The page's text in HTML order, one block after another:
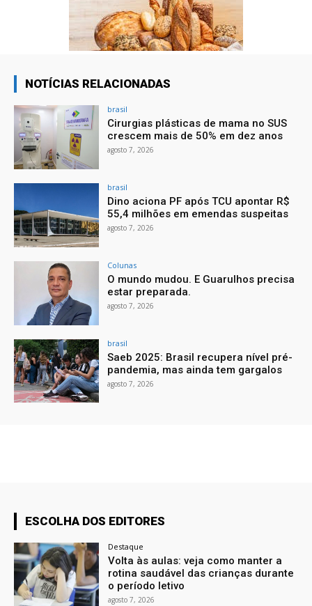
NOTÍCIAS RELACIONADAS
brasil
Cirurgias plásticas de mama no SUS
crescem mais de 50% em dez anos
agosto 7, 2026
brasil
Dino aciona PF após TCU apontar R$
55,4 milhões em emendas suspeitas
agosto 7, 2026
Colunas
O mundo mudou. E Guarulhos precisa
estar preparada.
agosto 7, 2026
brasil
Saeb 2025: Brasil recupera nível pré-
pandemia, mas ainda tem gargalos
agosto 7, 2026
ESCOLHA DOS EDITORES
Destaque
Volta às aulas: veja como manter a
rotina saudável das crianças durante
o período letivo
agosto 7, 2026